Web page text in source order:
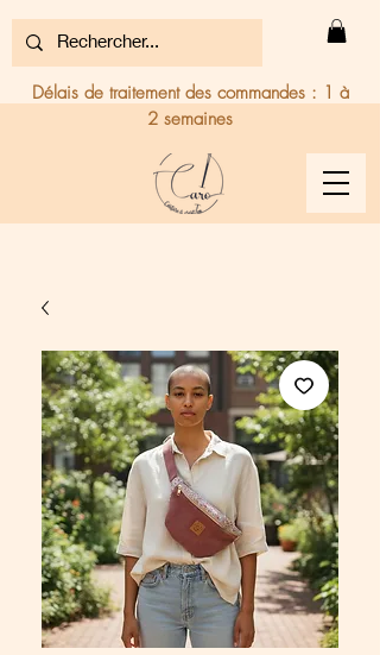
Délais de traitement des commandes : 1 à
2 semaines